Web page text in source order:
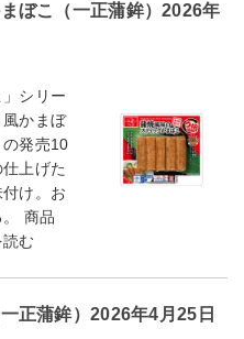
ぼこ（一正蒲鉾）2026年
シリー
風かまぼ
発売10
上げた
け。お
商品
む
正蒲鉾）2026年4月25日